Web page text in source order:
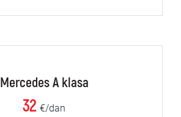
Mercedes A klasa
32 €/dan